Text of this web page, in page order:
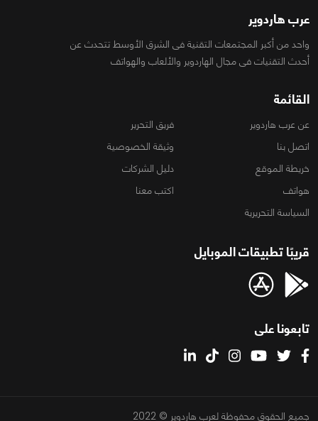
عرب هاردوير
واحد من أكبر المجتمعات التقنية فى الشرق الأوسط تتحدث عن
أحدث التقنيات فى مجال الهاردوير والألعاب والهواتف
القائمة
عن عرب هاردوير
فريق التحرير
اتصل بنا
وثيقة الخصوصية
خريطة الموقع
دليل الشركات
هواتف
اكتب معنا
السياسة التحريرية
قريبًا تطبيقات الموبايل
تابعونا على
جميع الحقوق محفوظة لعرب هاردوير © 2022